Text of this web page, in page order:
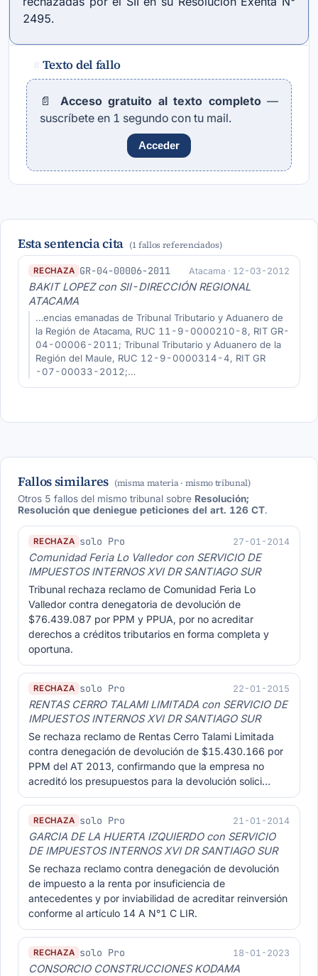
2495.
# Texto del fallo
📄 Acceso gratuito al texto completo—
suscríbete en 1 segundo con tu mail.
Acceder
Esta sentencia cita (1 fallos referenciados)
RECHAZA GR-04-00006-2011 Atacama · 12-03-2012
BAKIT LOPEZ con SII-DIRECCIÓN REGIONAL
ATACAMA
…encias emanadas de Tribunal Tributario y Aduanero de
la Región de Atacama, RUC 11-9-0000210-8, RIT GR-
04-00006-2011; Tribunal Tributario y Aduanero de la
Región del Maule, RUC 12-9-0000314-4, RIT GR
-07-00033-2012;…
Fallos similares (misma materia · mismo tribunal)
Otros 5 fallos del mismo tribunal sobre Resolución;
Resolución que deniegue peticiones del art. 126 CT.
RECHAZA solo Pro 27-01-2014
Comunidad Feria Lo Valledor con SERVICIO DE
IMPUESTOS INTERNOS XVI DR SANTIAGO SUR
Tribunal rechaza reclamo de Comunidad Feria Lo
Valledor contra denegatoria de devolución de
$76.439.087 por PPM y PPUA, por no acreditar
derechos a créditos tributarios en forma completa y
oportuna.
RECHAZA solo Pro 22-01-2015
RENTAS CERRO TALAMI LIMITADA con SERVICIO DE
IMPUESTOS INTERNOS XVI DR SANTIAGO SUR
Se rechaza reclamo de Rentas Cerro Talami Limitada
contra denegación de devolución de $15.430.166 por
PPM del AT 2013, confirmando que la empresa no
acreditó los presupuestos para la devolución solici…
RECHAZA solo Pro 21-01-2014
GARCIA DE LA HUERTA IZQUIERDO con SERVICIO
DE IMPUESTOS INTERNOS XVI DR SANTIAGO SUR
Se rechaza reclamo contra denegación de devolución
de impuesto a la renta por insuficiencia de
antecedentes y por inviabilidad de acreditar reinversión
conforme al artículo 14 A N°1 C LIR.
RECHAZA solo Pro 18-01-2023
CONSORCIO CONSTRUCCIONES KODAMA